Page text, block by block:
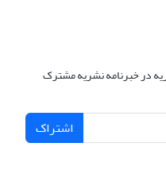
در خبرنامه نشریه مشترک
اشتراک